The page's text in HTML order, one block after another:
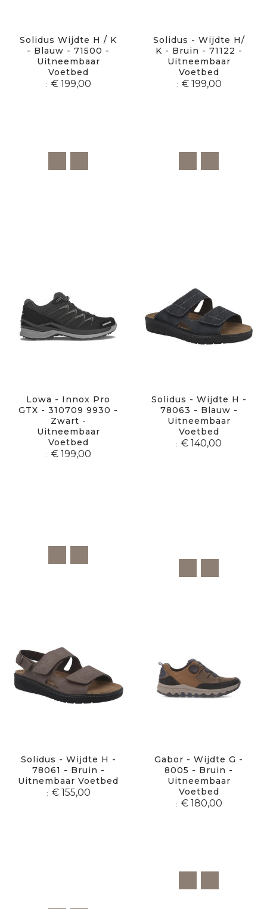
Solidus Wijdte H / K
- Blauw - 71500 -
Uitneembaar
Voetbed
€ 199,00
Solidus - Wijdte H/
K - Bruin - 71122 -
Uitneembaar
Voetbed
€ 199,00
Lowa - Innox Pro
GTX - 310709 9930 -
Zwart -
Uitneembaar
Voetbed
€ 199,00
Solidus - Wijdte H -
78063 - Blauw -
Uitneembaar
Voetbed
€ 140,00
Solidus - Wijdte H -
78061 - Bruin -
Uitnembaar Voetbed
€ 155,00
Gabor - Wijdte G -
8005 - Bruin -
Uitneembaar
Voetbed
€ 180,00